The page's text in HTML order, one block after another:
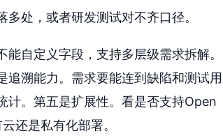
处，或者研发测试对不齐口径。
自定义字段，支持多层级需求拆解。
溯能力。需求要能连到缺陷和测试用
计。第五是扩展性。看是否支持Open
还是私有化部署。